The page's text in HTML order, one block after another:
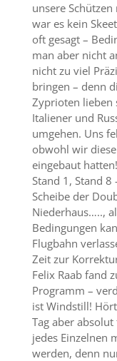
unsere
war es kein
oft gesagt –
man aber nicht
nicht zu viel
bringen – denn
Zyprioten lieben
Italiener und
umgehen. Uns
obwohl wir
eingebaut
Stand 1, Stand
Scheibe der
Niederhaus…..,
Bedingungen
Flugbahn
Zeit zur
Felix Raab fand
Programm –
ist Windstill!
Tag aber
jedes Einzelnen
werden, denn